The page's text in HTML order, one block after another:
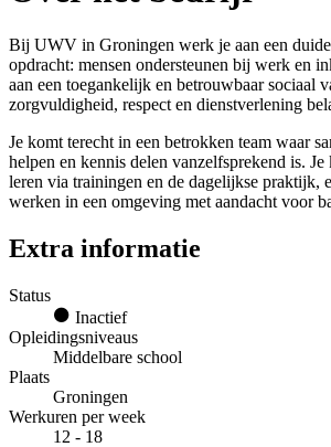
Bij UWV in Groningen werk je aan een
opdracht: mensen ondersteunen bij werk en
aan een toegankelijk en betrouwbaar sociaal
zorgvuldigheid, respect en dienstverlening
Je komt terecht in een betrokken team waar
helpen en kennis delen vanzelfsprekend is.
leren via trainingen en de dagelijkse praktijk,
werken in een omgeving met aandacht voor
Extra informatie
Status
Inactief
Opleidingsniveaus
Middelbare school
Plaats
Groningen
Werkuren per week
12 - 18